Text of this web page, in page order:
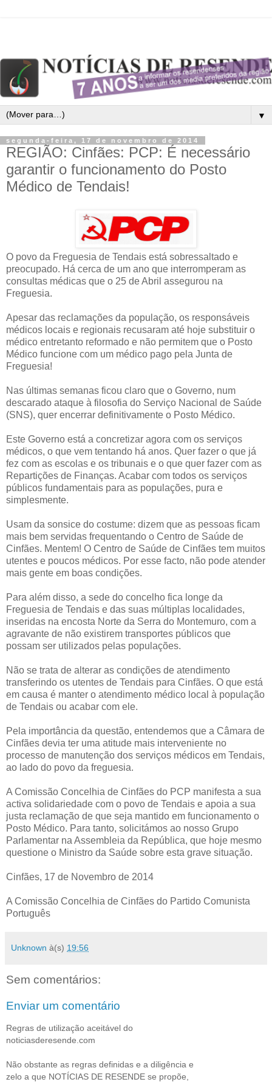
▼
segunda-feira, 17 de novembro de 2014
REGIÃO: Cinfães: PCP: É necessário
garantir o funcionamento do Posto
Médico de Tendais!
O povo da Freguesia de Tendais está sobressaltado e
preocupado. Há cerca de um ano que interromperam as
consultas médicas que o 25 de Abril assegurou na
Freguesia.
Apesar das reclamações da população, os responsáveis
médicos locais e regionais recusaram até hoje substituir o
médico entretanto reformado e não permitem que o Posto
Médico funcione com um médico pago pela Junta de
Freguesia!
Nas últimas semanas ficou claro que o Governo, num
descarado ataque à filosofia do Serviço Nacional de Saúde
(SNS), quer encerrar definitivamente o Posto Médico.
Este Governo está a concretizar agora com os serviços
médicos, o que vem tentando há anos. Quer fazer o que já
fez com as escolas e os tribunais e o que quer fazer com as
Repartições de Finanças. Acabar com todos os serviços
públicos fundamentais para as populações, pura e
simplesmente.
Usam da sonsice do costume: dizem que as pessoas ficam
mais bem servidas frequentando o Centro de Saúde de
Cinfães. Mentem! O Centro de Saúde de Cinfães tem muitos
utentes e poucos médicos. Por esse facto, não pode atender
mais gente em boas condições.
Para além disso, a sede do concelho fica longe da
Freguesia de Tendais e das suas múltiplas localidades,
inseridas na encosta Norte da Serra do Montemuro, com a
agravante de não existirem transportes públicos que
possam ser utilizados pelas populações.
Não se trata de alterar as condições de atendimento
transferindo os utentes de Tendais para Cinfães. O que está
em causa é manter o atendimento médico local à população
de Tendais ou acabar com ele.
Pela importância da questão, entendemos que a Câmara de
Cinfães devia ter uma atitude mais interveniente no
processo de manutenção dos serviços médicos em Tendais,
ao lado do povo da freguesia.
A Comissão Concelhia de Cinfães do PCP manifesta a sua
activa solidariedade com o povo de Tendais e apoia a sua
justa reclamação de que seja mantido em funcionamento o
Posto Médico. Para tanto, solicitámos ao nosso Grupo
Parlamentar na Assembleia da República, que hoje mesmo
questione o Ministro da Saúde sobre esta grave situação.
Cinfães, 17 de Novembro de 2014
A Comissão Concelhia de Cinfães do Partido Comunista
Português
Unknown à(s) 19:56
Sem comentários:
Enviar um comentário
Regras de utilização aceitável do
noticiasderesende.com
Não obstante as regras definidas e a diligência e
zelo a que NOTÍCIAS DE RESENDE se propõe,